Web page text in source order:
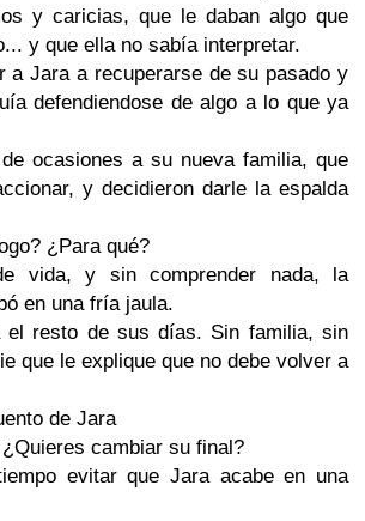
y caricias, que le daban algo que
y que ella no sabía interpretar.
a Jara a recuperarse de su pasado y
defendiendose de algo a lo que ya
ocasiones a su nueva familia, que
y decidieron darle la espalda
¿Para qué?
vida, y sin comprender nada, la
en una fría jaula.
el resto de sus días. Sin familia, sin
que le explique que no debe volver a
de Jara
cambiar su final?
evitar que Jara acabe en una